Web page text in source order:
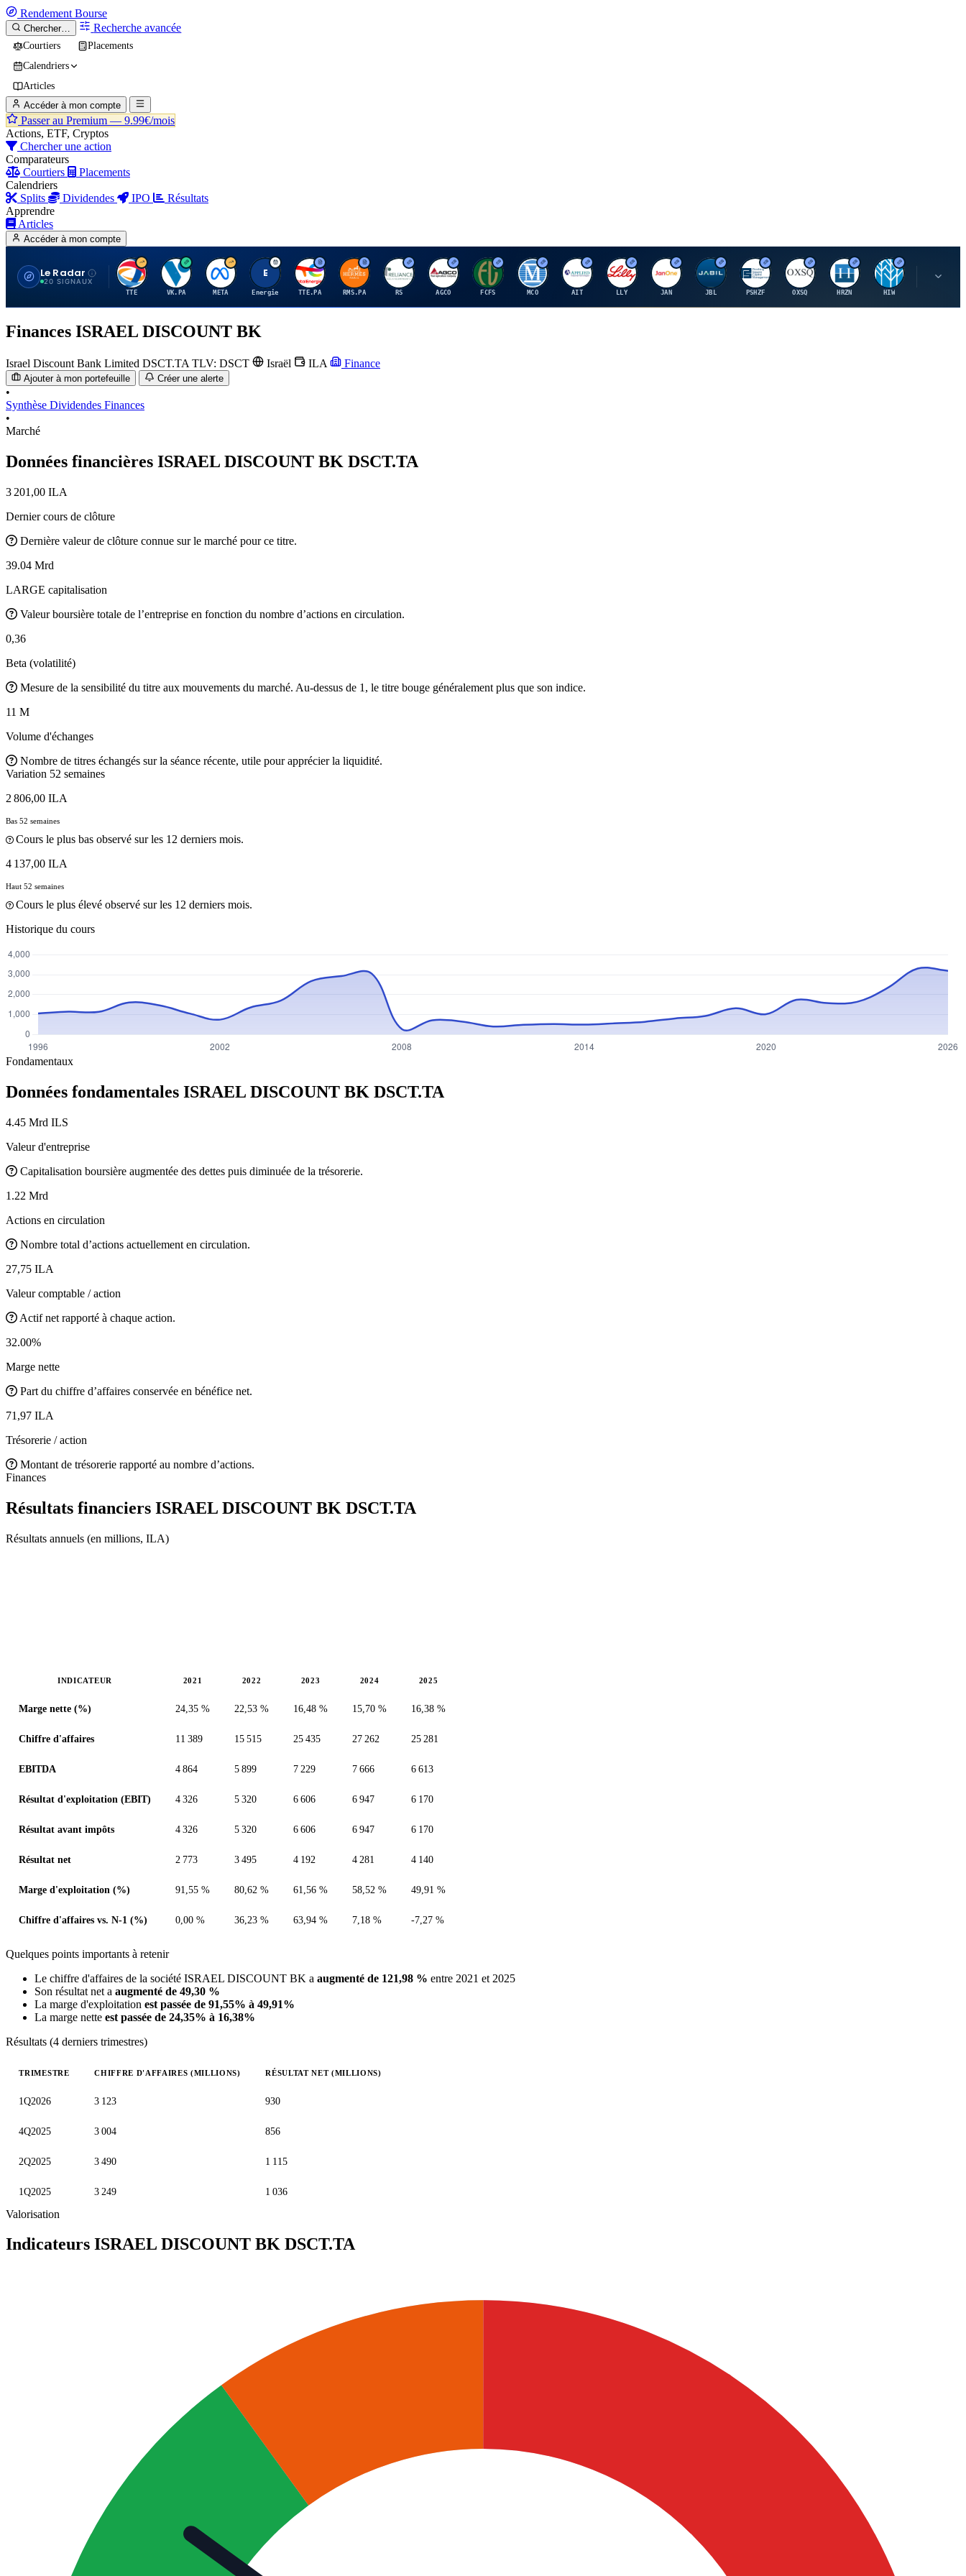
Rendement Bourse
Chercher… Recherche avancée
Courtiers
Placements
Calendriers
Articles
Accéder à mon compte
Passer au Premium — 9.99€/mois
Actions, ETF, Cryptos
Chercher une action
Comparateurs
Courtiers
Placements
Calendriers
Splits
Dividendes IPO
Résultats
Apprendre
Articles
Accéder à mon compte
Le Radar
20 SIGNAUX
T
TTE
V
VK.PA
M
META
E
Energie
T
TTE.PA
H
RMS.PA
R
RS
A
AGCO
F
FCFS
M
MCO
A
AIT
E
LLY
J
JAN
J
JBL
P
PSHZF
O
OXSQ
H
HRZN
H
HIW
U
Finances ISRAEL DISCOUNT BK
Israel Discount Bank Limited DSCT.TA TLV: DSCT Israël ILA Finance
Ajouter à mon portefeuille Créer une alerte
•
Synthèse Dividendes Finances
•
Marché
Données financières ISRAEL DISCOUNT BK DSCT.TA
3 201,00 ILA
Dernier cours de clôture
Dernière valeur de clôture connue sur le marché pour ce titre.
39.04 Mrd
LARGE capitalisation
Valeur boursière totale de l’entreprise en fonction du nombre d’actions en circulation.
0,36
Beta (volatilité)
Mesure de la sensibilité du titre aux mouvements du marché. Au-dessus de 1, le titre bouge généralement plus que son indice.
11 M
Volume d'échanges
Nombre de titres échangés sur la séance récente, utile pour apprécier la liquidité.
Variation 52 semaines
2 806,00 ILA
Bas 52 semaines
Cours le plus bas observé sur les 12 derniers mois.
4 137,00 ILA
Haut 52 semaines
Cours le plus élevé observé sur les 12 derniers mois.
Historique du cours
Fondamentaux
Données fondamentales ISRAEL DISCOUNT BK DSCT.TA
4.45 Mrd ILS
Valeur d'entreprise
Capitalisation boursière augmentée des dettes puis diminuée de la trésorerie.
1.22 Mrd
Actions en circulation
Nombre total d’actions actuellement en circulation.
27,75 ILA
Valeur comptable / action
Actif net rapporté à chaque action.
32.00%
Marge nette
Part du chiffre d’affaires conservée en bénéfice net.
71,97 ILA
Trésorerie / action
Montant de trésorerie rapporté au nombre d’actions.
Finances
Résultats financiers ISRAEL DISCOUNT BK DSCT.TA
Résultats annuels (en millions, ILA)
INDICATEUR 2021 2022 2023 2024 2025
Marge nette (%) 24,35 % 22,53 % 16,48 % 15,70 % 16,38 %
Chiffre d'affaires 11 389 15 515 25 435 27 262 25 281
EBITDA 4 864 5 899 7 229 7 666 6 613
Résultat d'exploitation (EBIT) 4 326 5 320 6 606 6 947 6 170
Résultat avant impôts 4 326 5 320 6 606 6 947 6 170
Résultat net 2 773 3 495 4 192 4 281 4 140
Marge d'exploitation (%) 91,55 % 80,62 % 61,56 % 58,52 % 49,91 %
Chiffre d'affaires vs. N-1 (%) 0,00 % 36,23 % 63,94 % 7,18 % -7,27 %
Quelques points importants à retenir
Le chiffre d'affaires de la société ISRAEL DISCOUNT BK a augmenté de 121,98 % entre 2021 et 2025
Son résultat net a augmenté de 49,30 %
La marge d'exploitation est passée de 91,55% à 49,91%
La marge nette est passée de 24,35% à 16,38%
Résultats (4 derniers trimestres)
TRIMESTRE CHIFFRE D'AFFAIRES (MILLIONS) RÉSULTAT NET (MILLIONS)
1Q2026 3 123 930
4Q2025 3 004 856
2Q2025 3 490 1 115
1Q2025 3 249 1 036
Valorisation
Indicateurs ISRAEL DISCOUNT BK DSCT.TA